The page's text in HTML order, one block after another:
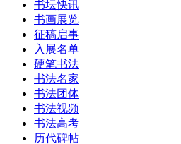
书坛快讯 |
书画展览 |
征稿启事 |
入展名单 |
硬笔书法 |
书法名家 |
书法团体 |
书法视频 |
书法高考 |
历代碑帖 |